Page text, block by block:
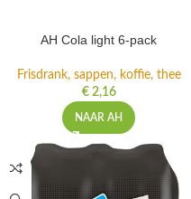
AH Cola light 6-pack
Frisdrank, sappen, koffie, thee
€2,16
NAAR AH